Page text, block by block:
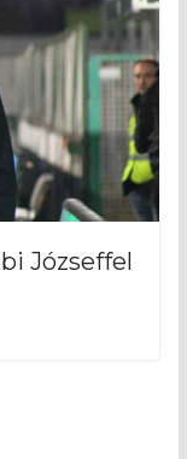
Józseffel